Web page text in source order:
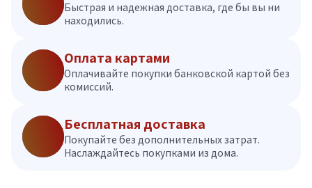
Быстрая и надежная доставка, где бы вы ни
находились.
Оплата картами
Оплачивайте покупки банковской картой без
комиссий.
Бесплатная доставка
Покупайте без дополнительных затрат.
Наслаждайтесь покупками из дома.